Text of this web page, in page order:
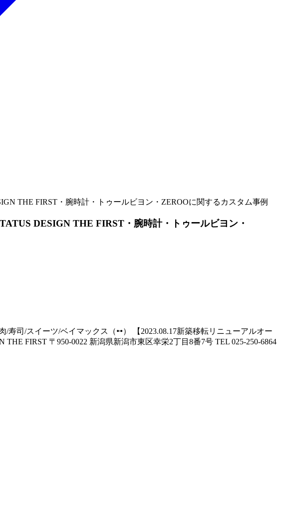
THE FIRST・腕時計・トゥールビヨン・ZEROOに関するカスタム事例
DESIGN THE FIRST・腕時計・トゥールビヨン・
寿司/スイーツ/ベイマックス（ꕹ） 【2023.08.17新築移転リニューアルオー
FIRST 〒950-0022 新潟県新潟市東区幸栄2丁目8番7号 TEL 025-250-6864